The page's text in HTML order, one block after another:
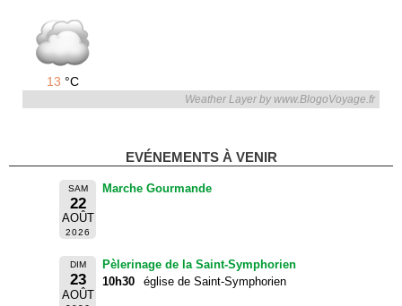
13 °C
Weather Layer by www.BlogoVoyage.fr
EVÉNEMENTS À VENIR
SAM
22
AOÛT
2026
Marche Gourmande
DIM
23
AOÛT
Pèlerinage de la Saint-Symphorien
10h30
église de Saint-Symphorien